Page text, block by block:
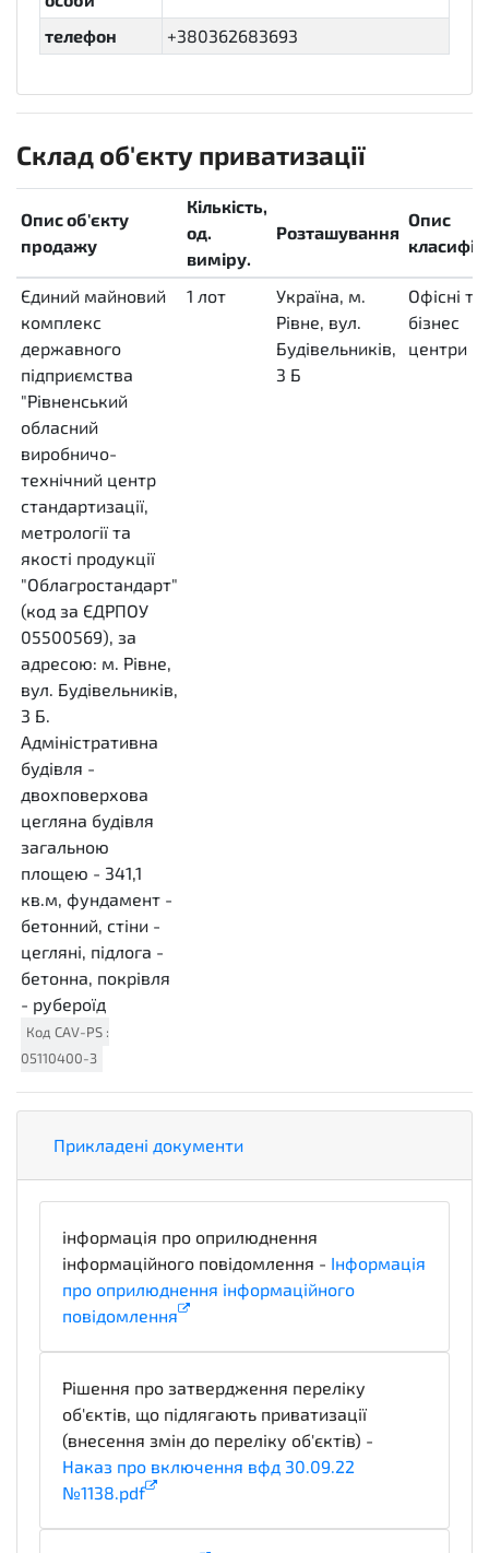
телефон
+380362683693
Склад об'єкту приватизації
Опис об'єкту
продажу
Кількість,
од.
виміру.
Розташування
Опис
Єдиний майновий
комплекс
державного
підприємства
"Рівненський
обласний
виробничо-
технічний центр
стандартизації,
метрології та
якості продукції
"Облагростандарт"
(код за ЄДРПОУ
05500569), за
адресою: м. Рівне,
вул. Будівельників,
3 Б.
Адміністративна
будівля -
двохповерхова
цегляна будівля
загальною
площею - 341,1
кв.м, фундамент -
бетонний, стіни -
цегляні, підлога -
бетонна, покрівля
- рубероїд
Код CAV-PS :
05110400-3
1 лот
Україна, м.
Рівне, вул.
Будівельників,
3 Б
Офісні та
бізнес
центри
Прикладені документи
інформація про оприлюднення
інформаційного повідомлення - Інформація
про оприлюднення інформаційного
повідомлення
Рішення про затвердження переліку
об'єктів, що підлягають приватизації
(внесення змін до переліку об'єктів) -
Наказ про включення вфд 30.09.22
№1138.pdf